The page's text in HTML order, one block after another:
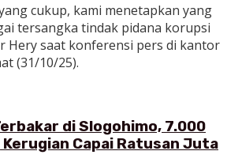
cukup, kami menetapkan yang
tersangka tindak pidana korupsi
Hery saat konferensi pers di kantor
(31/10/25).
di Slogohimo, 7.000
Kerugian Capai Ratusan Juta